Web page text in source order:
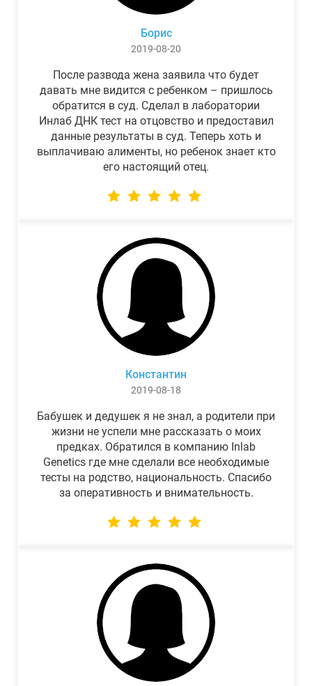
Борис
2019-08-20
После развода жена заявила что будет
давать мне видится с ребенком – пришлось
обратится в суд. Сделал в лаборатории
Инлаб ДНК тест на отцовство и предоставил
данные результаты в суд. Теперь хоть и
выплачиваю алименты, но ребенок знает кто
его настоящий отец.
Константин
2019-08-18
Бабушек и дедушек я не знал, а родители при
жизни не успели мне рассказать о моих
предках. Обратился в компанию Inlab
Genetics где мне сделали все необходимые
тесты на родство, национальность. Спасибо
за оперативность и внимательность.